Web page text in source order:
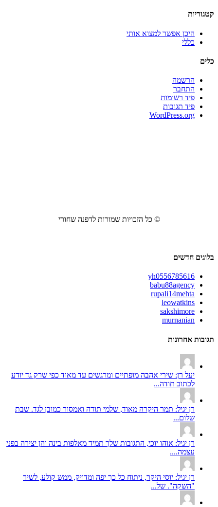
קטגוריות
היכן אפשר למצוא אותי
כללי
כלים
הרשמה
התחבר
פיד רשומות
פיד תגובות
WordPress.org
© כל הזכויות שמורות לדפנה שחורי
בלוגים חדשים
yh0556785616
babu88agency
rupali14mehta
leowatkins
sakshimore
murnanian
תגובות אחרונות
יעל רן: שירי אהבה מופתיים ומרגשים עד מאוד כפי שרק גד יודע
לכתוב תודה...
רן יגיל: תמר היקרה מאוד, שלמי תודה ואמסור כמובן לגד. שבת
שלום...
רן יגיל: אוהו יוכי, התגובות שלך תמיד מאלפות בינה והן יצירה בפני
עצמה....
רן יגיל: יוסי היקר, ניתוח כל כך יפה ומדויק, ממש קולע, לשיר
"השקה". של...